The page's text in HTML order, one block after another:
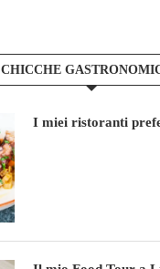
CHICCHE
I miei ristoranti